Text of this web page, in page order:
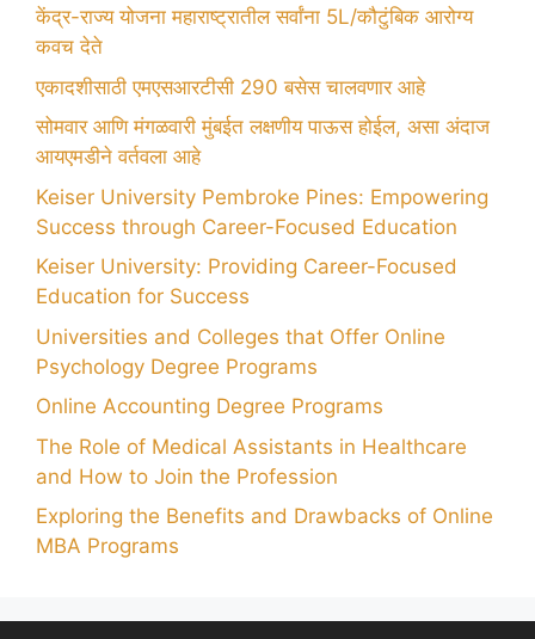
केंद्र-राज्य योजना महाराष्ट्रातील सर्वांना 5L/कौटुंबिक आरोग्य
कवच देते
एकादशीसाठी एमएसआरटीसी 290 बसेस चालवणार आहे
सोमवार आणि मंगळवारी मुंबईत लक्षणीय पाऊस होईल, असा अंदाज
आयएमडीने वर्तवला आहे
Keiser University Pembroke Pines: Empowering
Success through Career-Focused Education
Keiser University: Providing Career-Focused
Education for Success
Universities and Colleges that Offer Online
Psychology Degree Programs
Online Accounting Degree Programs
The Role of Medical Assistants in Healthcare
and How to Join the Profession
Exploring the Benefits and Drawbacks of Online
MBA Programs